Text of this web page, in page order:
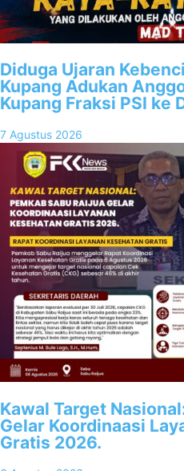
Diduga Ujaran
Kupang Adukan
Kupang Fraksi PSI ke
7 Agustus 2026
Kawal Target
Gelar Koordinaasi
Gratis 2026.